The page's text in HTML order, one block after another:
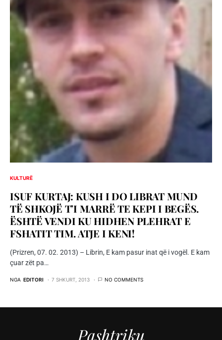
KULTURË
ISUF KURTAJ: KUSH I DO LIBRAT MUND
TË SHKOJË T’I MARRË TE KEPI I BEGËS.
ËSHTË VENDI KU HIDHEN PLEHRAT E
FSHATIT TIM. ATJE I KENI!
(Prizren, 07. 02. 2013) – Librin, E kam pasur inat që i vogël. E kam
çuar zët pa…
NGA EDITORI 7 SHKURT, 2013 NO COMMENTS
Pashtriku